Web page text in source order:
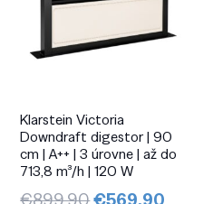
Klarstein Victoria
Downdraft digestor | 90
cm | A++ | 3 úrovne | až do
713,8 m³/h | 120 W
Pôvodná